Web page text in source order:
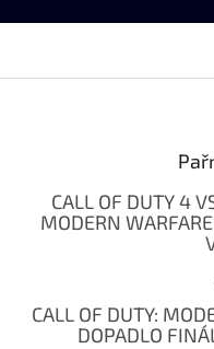
CALL OF DUTY 4
MODERN
CALL OF DUTY:
DOPADLO